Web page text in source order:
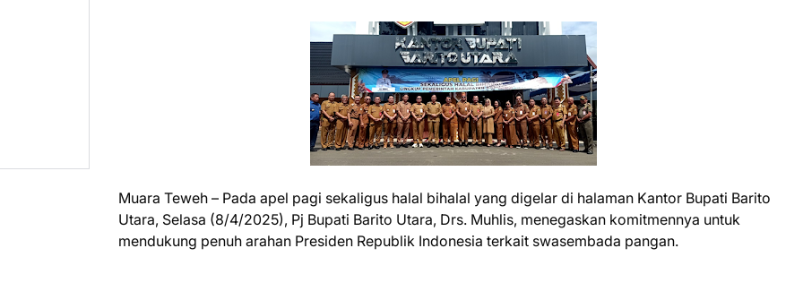
Muara Teweh – Pada apel pagi sekaligus halal bihalal yang digelar di halaman Kantor Bupati Barito
Utara, Selasa (8/4/2025), Pj Bupati Barito Utara, Drs. Muhlis, menegaskan komitmennya untuk
mendukung penuh arahan Presiden Republik Indonesia terkait swasembada pangan.